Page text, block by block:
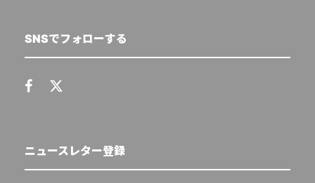
SNSでフォローする
ニュースレター登録